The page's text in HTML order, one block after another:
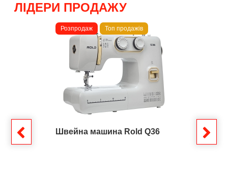
ЛІДЕРИ ПРОДАЖУ
Розпродаж Топ продажів
Швейна машина Rold Q36